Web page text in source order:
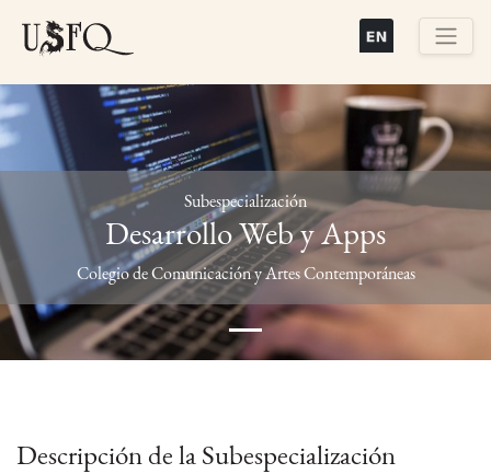
principal
Previous
Subespecialización
Desarrollo Web y Apps
Colegio de Comunicación y Artes Contemporáneas
Descripción de la Subespecialización